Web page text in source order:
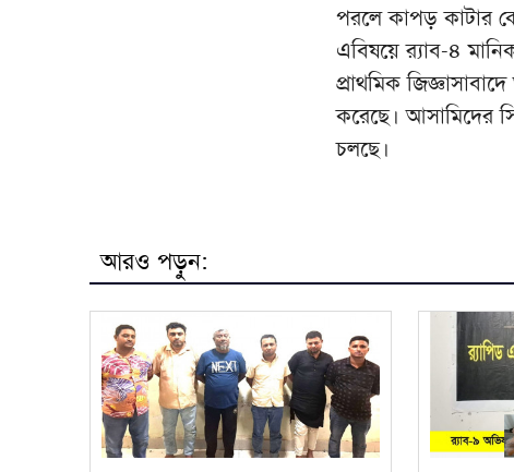
পরলে কাপড় কাটার
এবিষয়ে র‌্যাব-৪
প্রাথমিক
করেছে। আসামিদের
চলছে।
আরও পড়ুন: